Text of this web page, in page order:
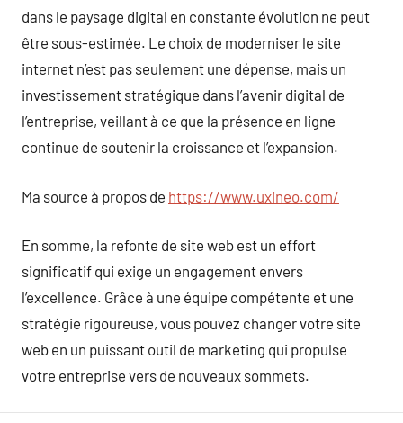
dans le paysage digital en constante évolution ne peut
être sous-estimée. Le choix de moderniser le site
internet n’est pas seulement une dépense, mais un
investissement stratégique dans l’avenir digital de
l’entreprise, veillant à ce que la présence en ligne
continue de soutenir la croissance et l’expansion.
Ma source à propos de https://www.uxineo.com/
En somme, la refonte de site web est un effort
significatif qui exige un engagement envers
l’excellence. Grâce à une équipe compétente et une
stratégie rigoureuse, vous pouvez changer votre site
web en un puissant outil de marketing qui propulse
votre entreprise vers de nouveaux sommets.